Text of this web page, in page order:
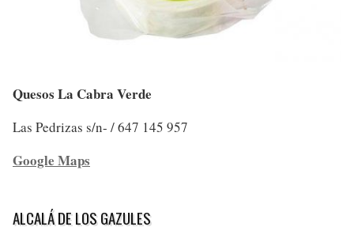
Quesos La Cabra Verde
Las Pedrizas s/n- / 647 145 957
Google Maps
ALCALÁ DE LOS GAZULES